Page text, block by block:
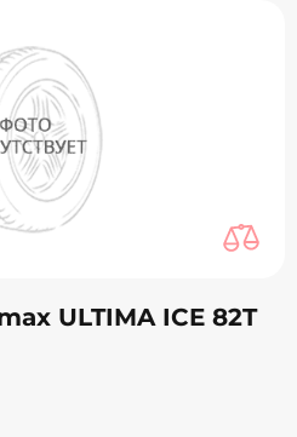
ULTIMA ICE 82T